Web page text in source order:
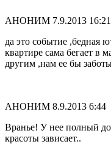
АНОНИМ 7.9.2013 16:21
да это событие ,бедная
квартире сама бегает в
другим ,нам ее бы
АНОНИМ 8.9.2013 6:44
Вранье! У нее полный
красоты зависает..